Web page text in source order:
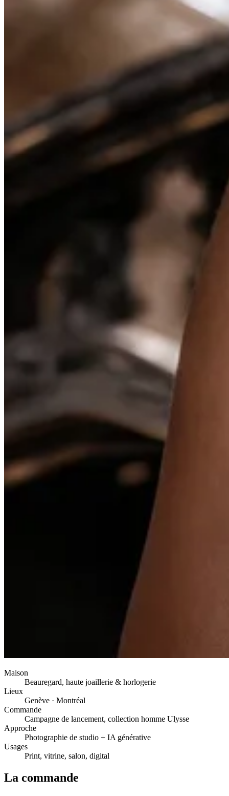
Maison
Beauregard, haute joaillerie & horlogerie
Lieux
Genève · Montréal
Commande
Campagne de lancement, collection homme Ulysse
Approche
Photographie de studio + IA générative
Usages
Print, vitrine, salon, digital
La commande